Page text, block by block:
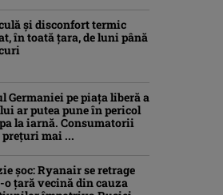
şi disconfort termic
în toată ţara, de luni până
Germaniei pe piaţa liberă a
ar putea pune în pericol
la iarnă. Consumatorii
mai ...
șoc: Ryanair se retrage
țară vecină din cauza